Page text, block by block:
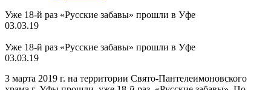
Уже 18-й раз «Русские забавы» прошли в Уфе
03.03.19
Уже 18-й раз «Русские забавы» прошли в Уфе
03.03.19
3 марта 2019 г. на территории Свято-Пантелеимоновского